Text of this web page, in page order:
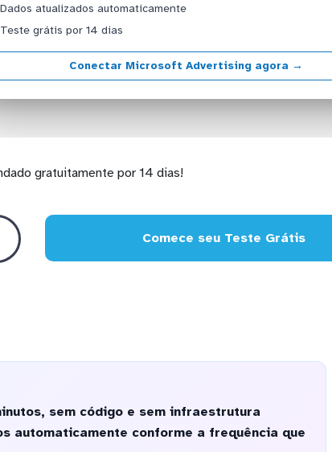
Dados atualizados automaticamente
Teste grátis por 14 dias
Conectar Microsoft Advertising agora →
gratuitamente por 14 dias!
Comece seu Teste Grátis
sem código e sem infraestrutura
automaticamente conforme a frequência que